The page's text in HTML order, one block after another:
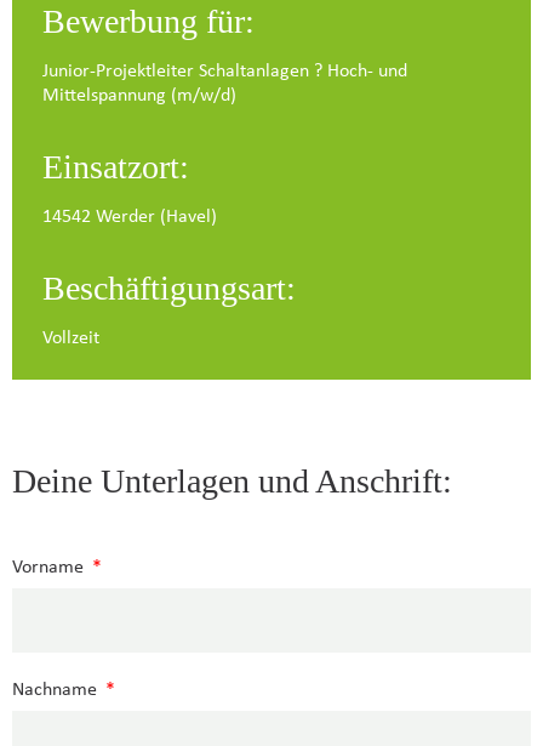
Bewerbung für:
Junior-Projektleiter Schaltanlagen ? Hoch- und
Mittelspannung (m/w/d)
Einsatzort:
14542 Werder (Havel)
Beschäftigungsart:
Vollzeit
Deine Unterlagen und Anschrift:
Vorname
Nachname